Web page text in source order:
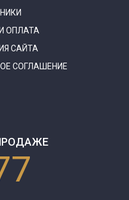
ОПЛАТА
САЙТА
СОГЛАШЕНИЕ